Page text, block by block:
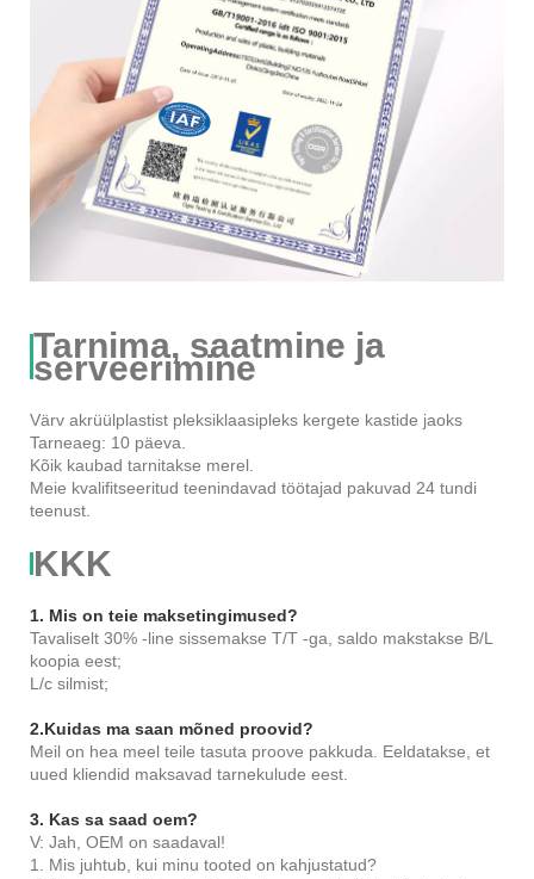
Tarnima, saatmine ja
serveerimine
Värv akrüülplastist pleksiklaasipleks kergete kastide jaoks
Tarneaeg: 10 päeva.
Kõik kaubad tarnitakse merel.
Meie kvalifitseeritud teenindavad töötajad pakuvad 24 tundi
teenust.
KKK
1. Mis on teie maksetingimused?
Tavaliselt 30% -line sissemakse T/T -ga, saldo makstakse B/L
koopia eest;
L/c silmist;
2.Kuidas ma saan mõned proovid?
Meil on hea meel teile tasuta proove pakkuda. Eeldatakse, et
uued kliendid maksavad tarnekulude eest.
3. Kas sa saad oem?
V: Jah, OEM on saadaval!
1. Mis juhtub, kui minu tooted on kahjustatud?